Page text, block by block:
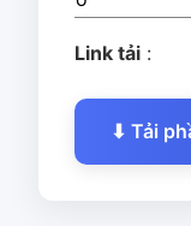
Link tải :
⬇ Tải